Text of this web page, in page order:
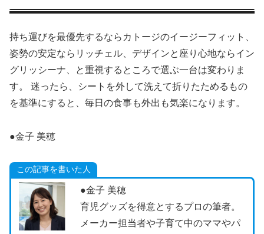
持ち運びを最優先するならカトージのイージーフィット、
姿勢の安定ならリッチェル、デザインと座り心地ならイン
グリッシーナ、と重視するところで選ぶ一台は変わりま
す。 迷ったら、シートを外して洗えて折りたためるもの
を基準にすると、毎日の食事も外出も気楽になります。
●金子 美穂
この記事を書いた人
●金子 美穂
育児グッズを得意とするプロの筆者。
メーカー担当者や子育て中のママやパ